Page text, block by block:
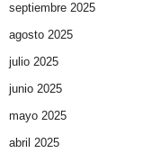
septiembre 2025
agosto 2025
julio 2025
junio 2025
mayo 2025
abril 2025